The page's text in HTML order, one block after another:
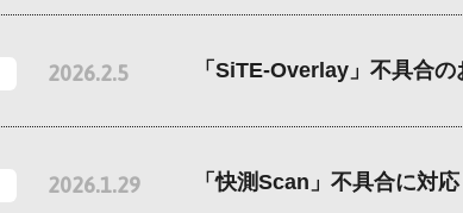
2026.2.5 「SiTE-Overlay」不具合の
2026.1.29 「快測Scan」不具合に対